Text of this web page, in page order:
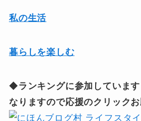
私の生活
暮らしを楽しむ
◆ランキングに参加していま
なりますので応援のクリックお